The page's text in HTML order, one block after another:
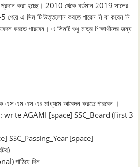
প্রদান করা হচ্ছে। 2010 থেকে বর্তমান 2019 সালের
এ সিম টি উত্তলোন করতে পারেন নি বা করেন নি
করতে পারবেন। এ সিমটি শুধু মাত্র শিক্ষার্থীদের জন্য
এস এম এস এর মাধ্যমে আবেদন করতে পারবেন ।
write AGAMI [space] SSC_Board (first 3
SSC_Passing_Year [space]
পাঠিয়ে দিন